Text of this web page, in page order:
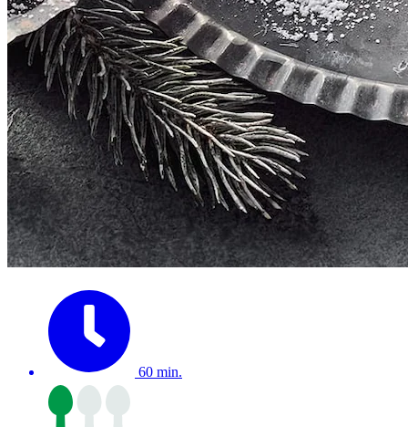
60 min.